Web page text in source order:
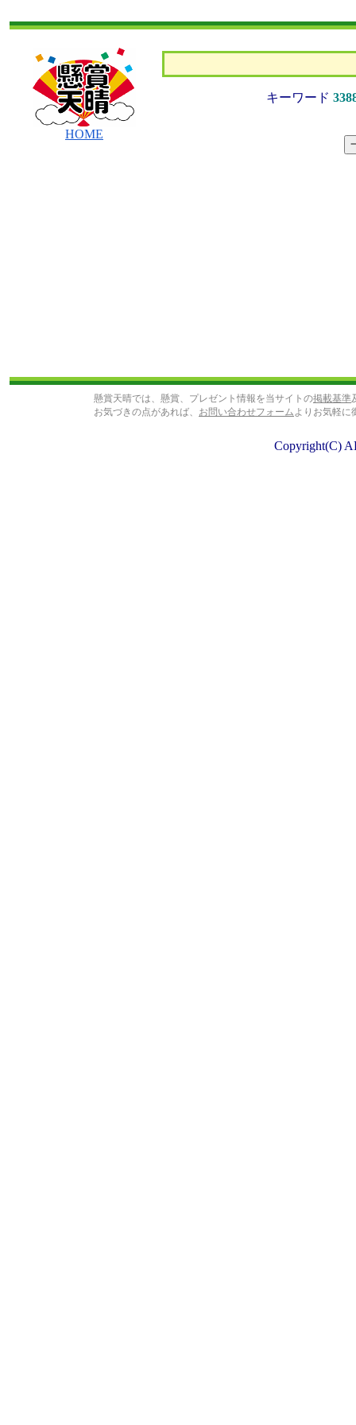
HOME
キーワード
懸賞天晴では、懸賞、プレゼント情報を当サイトの掲載基準
お気づきの点があれば、 お問い合わせフォームよりお気軽に
Copyright(C)